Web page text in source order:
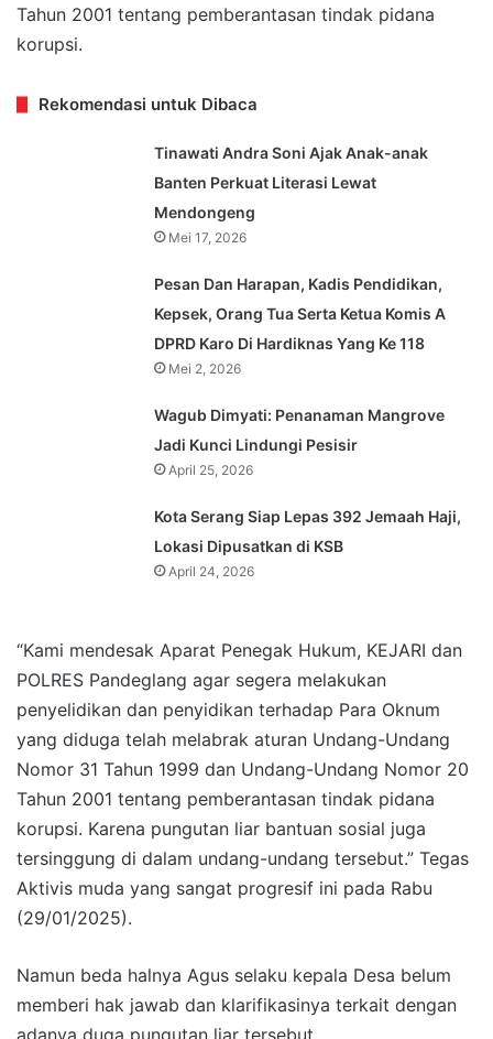
Tahun 2001 tentang pemberantasan tindak pidana
korupsi.
Rekomendasi untuk Dibaca
Tinawati Andra Soni Ajak Anak-anak
Banten Perkuat Literasi Lewat
Mendongeng
Mei 17, 2026
Pesan Dan Harapan, Kadis Pendidikan,
Kepsek, Orang Tua Serta Ketua Komis A
DPRD Karo Di Hardiknas Yang Ke 118
Mei 2, 2026
Wagub Dimyati: Penanaman Mangrove
Jadi Kunci Lindungi Pesisir
April 25, 2026
Kota Serang Siap Lepas 392 Jemaah Haji,
Lokasi Dipusatkan di KSB
April 24, 2026
“Kami mendesak Aparat Penegak Hukum, KEJARI dan
POLRES Pandeglang agar segera melakukan
penyelidikan dan penyidikan terhadap Para Oknum
yang diduga telah melabrak aturan Undang-Undang
Nomor 31 Tahun 1999 dan Undang-Undang Nomor 20
Tahun 2001 tentang pemberantasan tindak pidana
korupsi. Karena pungutan liar bantuan sosial juga
tersinggung di dalam undang-undang tersebut.” Tegas
Aktivis muda yang sangat progresif ini pada Rabu
(29/01/2025).
Namun beda halnya Agus selaku kepala Desa belum
memberi hak jawab dan klarifikasinya terkait dengan